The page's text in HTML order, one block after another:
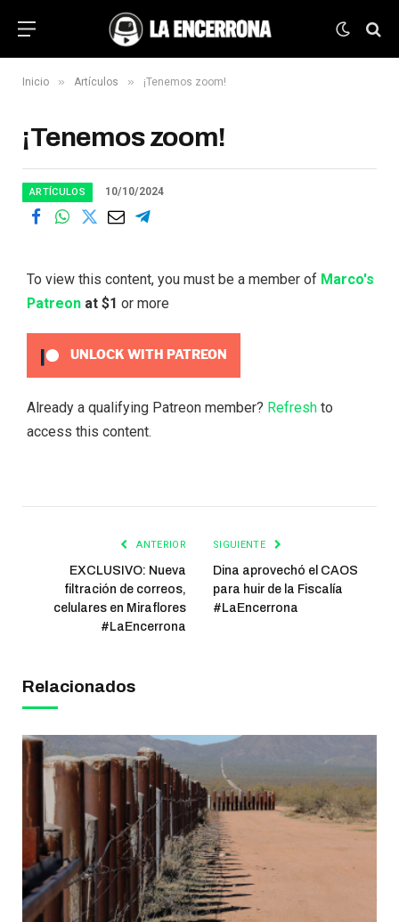
Inicio » Artículos » ¡Tenemos zoom!
¡Tenemos zoom!
ARTÍCULOS 10/10/2024
To view this content, you must be a member of Marco's
Patreon at $1 or more
UNLOCK WITH PATREON
Already a qualifying Patreon member? Refresh to
access this content.
ANTERIOR
EXCLUSIVO: Nueva
filtración de correos,
celulares en Miraflores
#LaEncerrona
SIGUIENTE
Dina aprovechó el CAOS
para huir de la Fiscalía
#LaEncerrona
Relacionados